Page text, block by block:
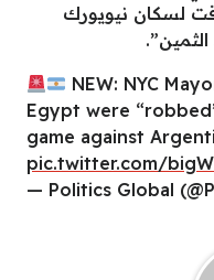
لسكان نيويورك
NEW: NYC
Egypt were
game against
pic.twitter.com/
— Politics Global